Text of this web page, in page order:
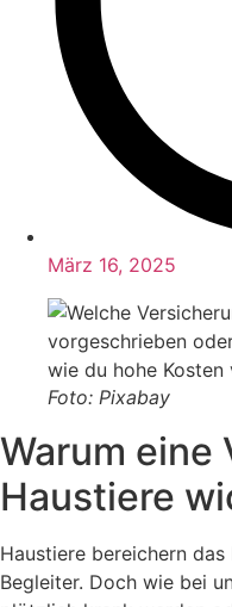
März 16, 2025
Foto: Pixabay
Warum eine
Haustiere
Haustiere bereichern
Begleiter. Doch wie bei